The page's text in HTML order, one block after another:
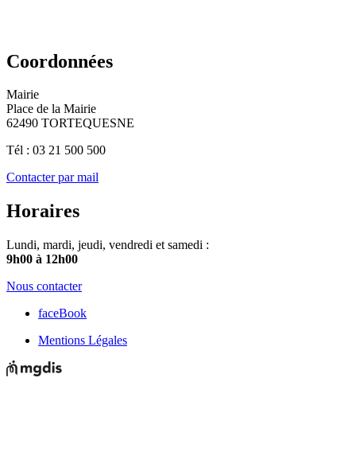
Coordonnées
Mairie
Place de la Mairie
62490 TORTEQUESNE
Tél : 03 21 500 500
Contacter par mail
Horaires
Lundi, mardi, jeudi, vendredi et samedi :
9h00 à 12h00
Nous contacter
faceBook
Mentions Légales